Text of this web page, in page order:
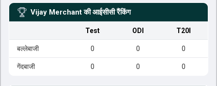
Vijay Merchant की आईसीसी रैंकिंग
Test ODI T20I
बल्लेबाजी 0 0 0
गेंदबाजी 0 0 0